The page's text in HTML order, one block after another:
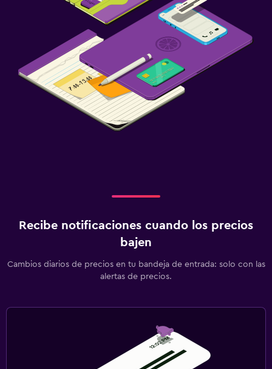
Recibe notificaciones cuando los precios
bajen
Cambios diarios de precios en tu bandeja de entrada: solo con las
alertas de precios.